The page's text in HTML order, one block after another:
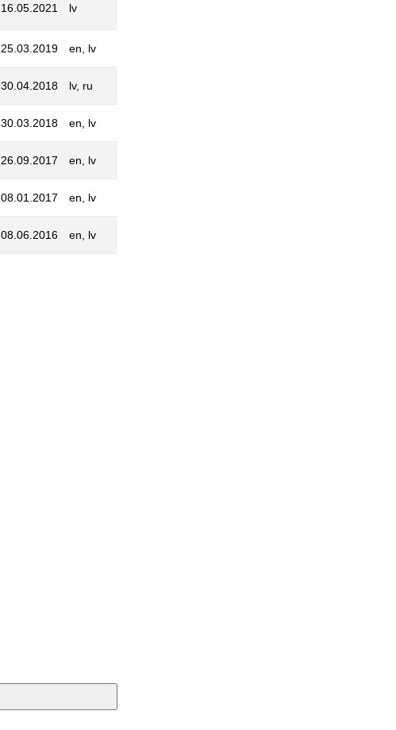
16.05.2021 lv
25.03.2019 en, lv
30.04.2018 lv, ru
30.03.2018 en, lv
26.09.2017 en, lv
08.01.2017 en, lv
08.06.2016 en, lv